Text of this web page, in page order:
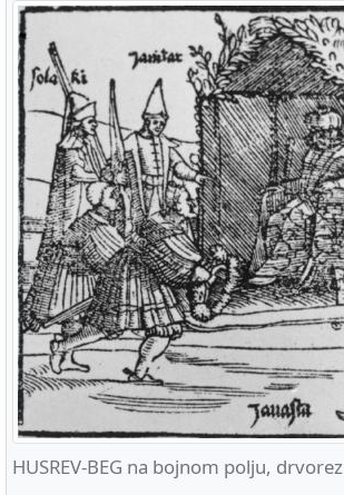
HUSREV-BEG na bojnom polju, drvorez